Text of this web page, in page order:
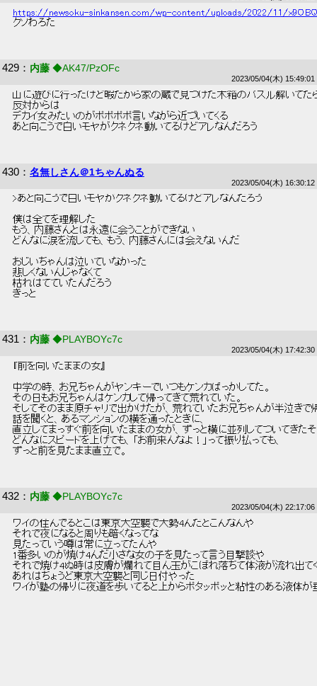
https://newsoku-sinkansen.com/wp-content/uploads/2022/11/
クソわろた
429 ： 内藤 ◆AK47/PzOFc
2023/05/04(木) 15:49:01
山に遊びに行ったけど暇だから家の蔵で見つけた木箱のパズル解いてた
反対からは
デカイ女みたいのがポポポポ言いながら近づいてくる
あと向こうで白いモヤがクネクネ動いてるけどアレなんだろう
430 ： 名無しさん＠1ちゃんぬる
2023/05/04(木) 16:30:12
>あと向こうで白いモヤがクネクネ動いてるけどアレなんだろう
僕は全てを理解した
もう、内藤さんとは永遠に会うことができない
どんなに涙を流しても、もう、内藤さんには会えないんだ
おじいちゃんは泣いていなかった
悲しくないんじゃなくて
枯れはてていたんだろう
きっと
431 ： 内藤 ◆PLAYBOYc7c
2023/05/04(木) 17:42:30
『前を向いたままの女』
中学の時、お兄ちゃんがヤンキーでいつもケンカばっかしてた。
その日もお兄ちゃんはケンカして帰ってきて荒れていた。
そしてそのまま原チャリで出かけたが、荒れていたお兄ちゃんが半泣きで
話を聞くと、あるマンションの横を通ったときに、
直立してまっすぐ前を向いたままの女が、ずっと横に並列してついてきた
どんなにスピードを上げても、「お前来んなよ！」って振り払っても、
ずっと前を見たまま直立で。
432 ： 内藤 ◆PLAYBOYc7c
2023/05/04(木) 22:17:06
ワイの住んでるとこは東京大空襲で大勢4んだとこんなんや
それで夜になると周りも暗くなってな
見たっていう噂は常に立ってたんや
1番多いのが焼け4んだ小さな女の子を見たって言う目撃談や
それで焼け4ぬ時は皮膚が爛れて目ん玉がこぼれ落ちて体液が流れ出て
あれはちょうど東京大空襲と同じ日付やった
ワイが塾の帰りに夜道を歩いてると上からポタッポッと粘性のある液体